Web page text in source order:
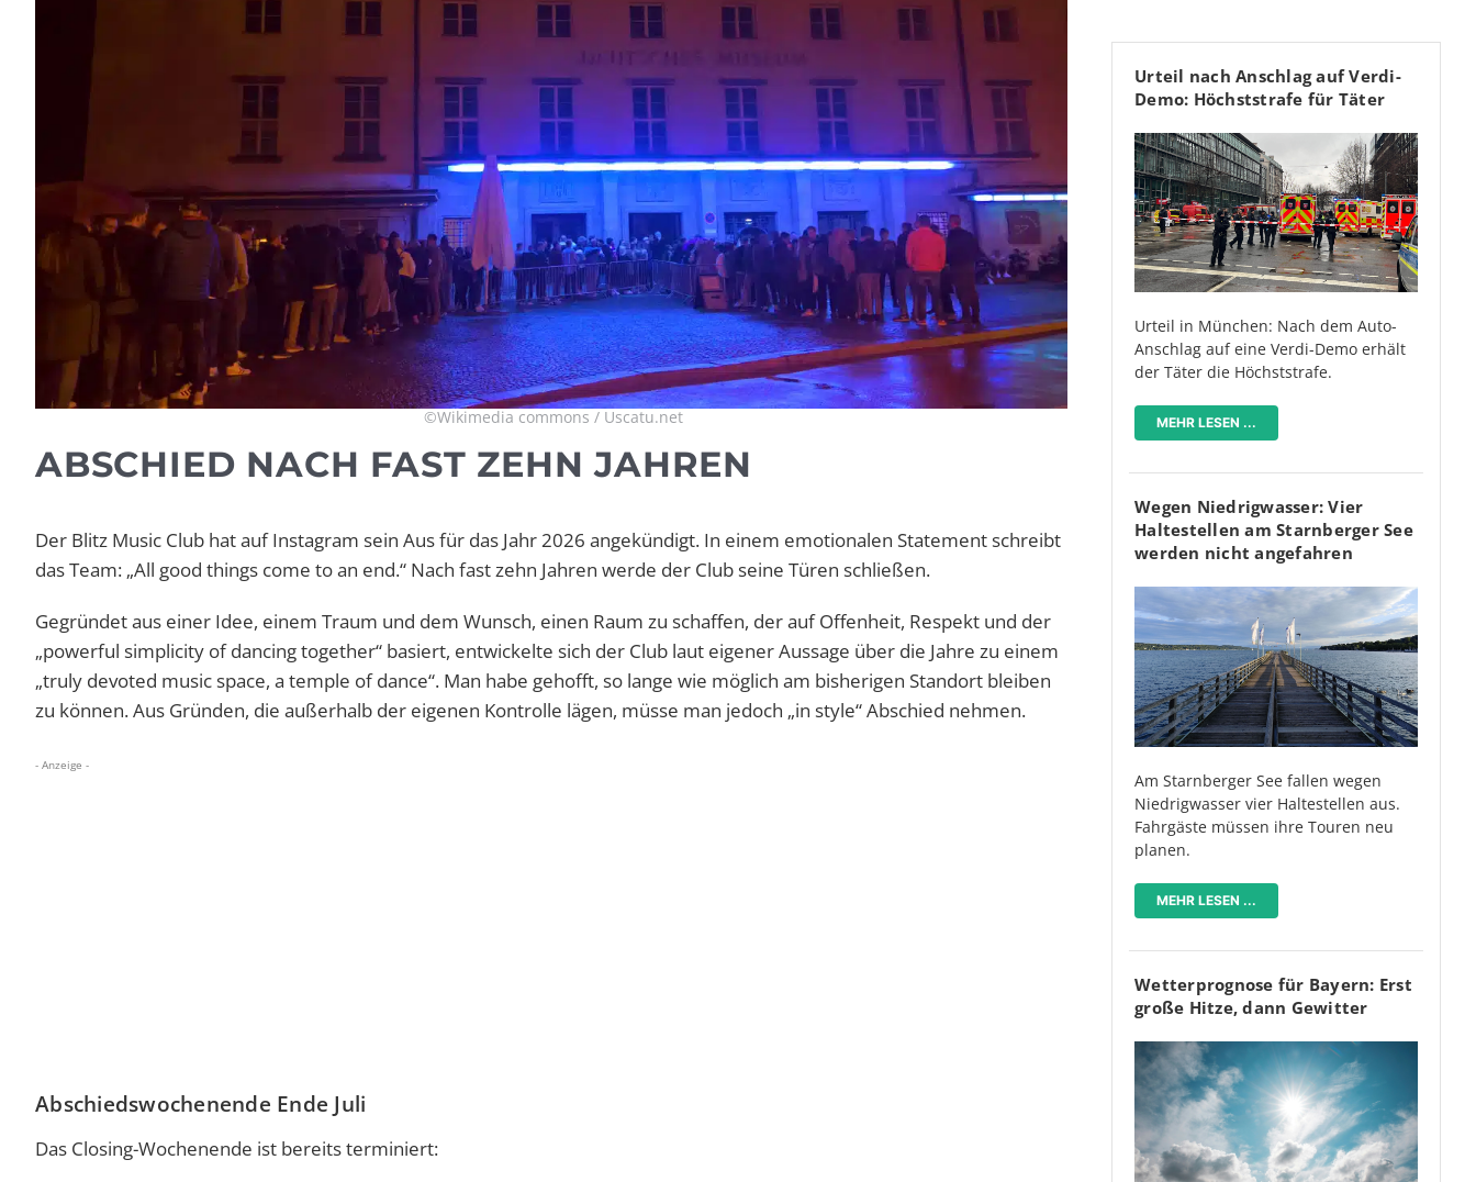
©Wikimedia commons / Uscatu.net
ABSCHIED NACH FAST ZEHN JAHREN
Der Blitz Music Club hat auf Instagram sein Aus für das Jahr 2026 angekündigt. In einem emotionalen Statement schreibt
das Team: „All good things come to an end.“ Nach fast zehn Jahren werde der Club seine Türen schließen.
Gegründet aus einer Idee, einem Traum und dem Wunsch, einen Raum zu schaffen, der auf Offenheit, Respekt und der
„powerful simplicity of dancing together“ basiert, entwickelte sich der Club laut eigener Aussage über die Jahre zu einem
„truly devoted music space, a temple of dance“. Man habe gehofft, so lange wie möglich am bisherigen Standort bleiben
zu können. Aus Gründen, die außerhalb der eigenen Kontrolle lägen, müsse man jedoch „in style“ Abschied nehmen.
- Anzeige -
Abschiedswochenende Ende Juli
Das Closing-Wochenende ist bereits terminiert:
Urteil nach Anschlag auf Verdi-
Demo: Höchststrafe für Täter
Urteil in München: Nach dem Auto-
Anschlag auf eine Verdi-Demo erhält
der Täter die Höchststrafe.
MEHR LESEN ...
Wegen Niedrigwasser: Vier
Haltestellen am Starnberger See
werden nicht angefahren
Am Starnberger See fallen wegen
Niedrigwasser vier Haltestellen aus.
Fahrgäste müssen ihre Touren neu
planen.
MEHR LESEN ...
Wetterprognose für Bayern: Erst
große Hitze, dann Gewitter